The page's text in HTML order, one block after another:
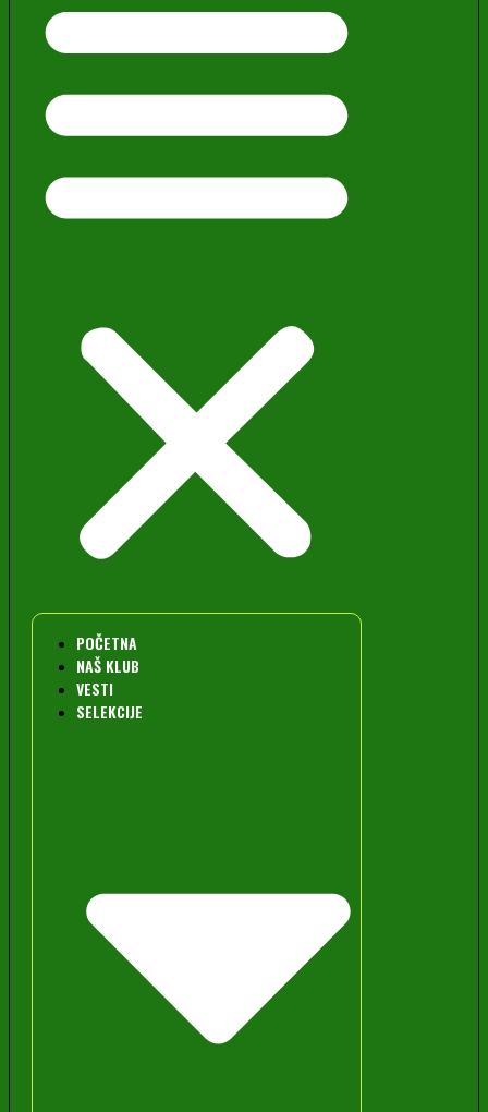
POČETNA
NAŠ KLUB
VESTI
SELEKCIJE